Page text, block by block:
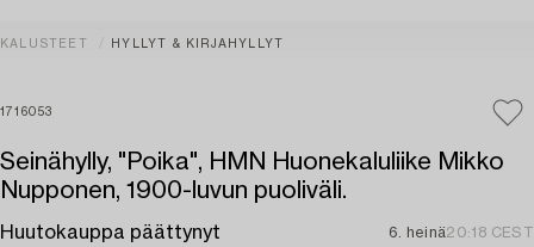
KALUSTEET HYLLYT & KIRJAHYLLYT
1716053
Seinähylly, "Poika", HMN Huonekaluliike Mikko
Nupponen, 1900-luvun puoliväli.
Huutokauppa päättynyt 6. heinä20:18 CEST